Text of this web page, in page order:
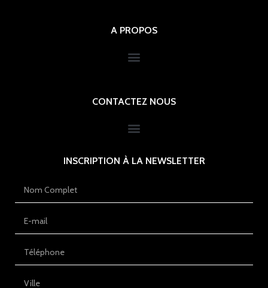
A PROPOS
CONTACTEZ NOUS
INSCRIPTION À LA NEWSLETTER